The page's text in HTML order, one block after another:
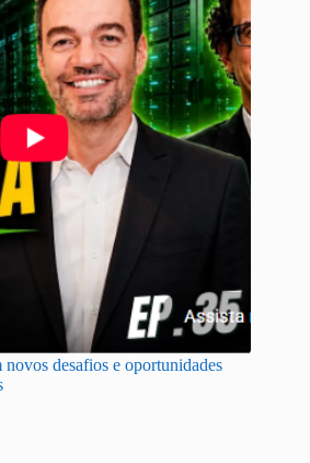
desafios e oportunidades